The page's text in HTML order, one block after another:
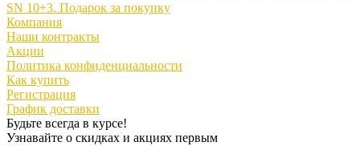
SN 10+3. Подарок за покупку
Компания
Наши контракты
Акции
Политика конфиденциальности
Как купить
Регистрация
График доставки
Будьте всегда в курсе!
Узнавайте о скидках и акциях первым